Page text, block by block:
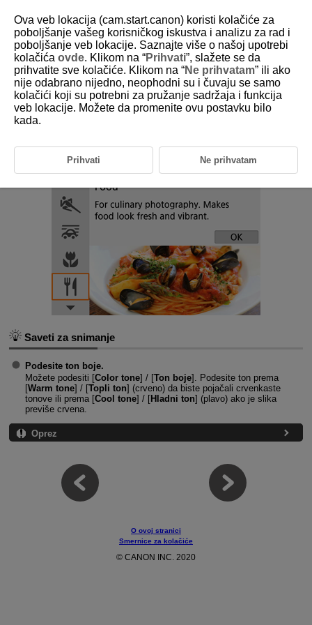
D101-035
Hrana
Koristite [
svetla biće korigovani na slikama snimljenim pod volframovim svetlom
Saveti za snimanje
Podesite ton boje.
Možete podesiti [Color tone] / [Ton boje]. Podesite ton prema
[Warm tone] / [Topli ton] (crveno) da biste pojačali crvenkaste
tonove ili prema [Cool tone] / [Hladni ton] (plavo) ako je slika
previše crvena.
Oprez
O ovoj stranici
Smernice za kolačiće
© CANON INC. 2020
Ova veb lokacija (cam.start.canon) koristi kolačiće za
poboljšanje vašeg korisničkog iskustva i analizu za rad i
poboljšanje veb lokacije. Saznajte više o našoj upotrebi
kolačića ovde. Klikom na “Prihvati”, slažete se da
prihvatite sve kolačiće. Klikom na “Ne prihvatam” ili ako
nije odabrano nijedno, neophodni su i čuvaju se samo
kolačići koji su potrebni za pružanje sadržaja i funkcija
veb lokacije. Možete da promenite ovu postavku bilo
kada.
Prihvati Ne prihvatam